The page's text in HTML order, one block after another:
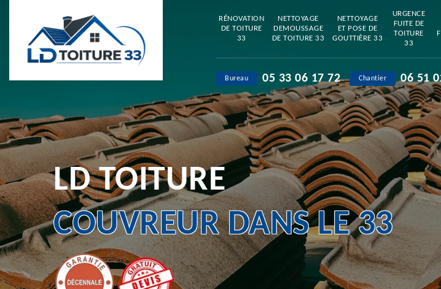
RÉNOVATION
DE TOITURE
33
NETTOYAGE
DEMOUSSAGE
DE TOITURE 33
NETTOYAGE
ET POSE DE
GOUTTIÈRE 33
URGENCE
FUITE DE
TOITURE
33
Bureau 05 33 06 17 72 Chantier 06 51
LD TOITURE
COUVREUR DANS LE 33